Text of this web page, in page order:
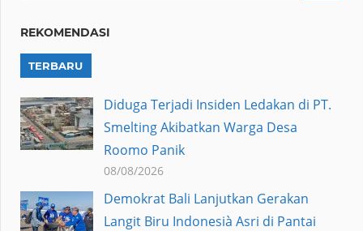
REKOMENDASI
TERBARU
Diduga Terjadi Insiden Ledakan di PT.
Smelting Akibatkan Warga Desa
Roomo Panik
08/08/2026
Demokrat Bali Lanjutkan Gerakan
Langit Biru Indonesià Asri di Pantai